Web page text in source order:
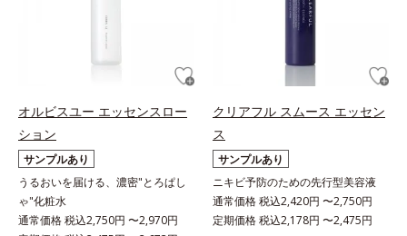
オルビスユー エッセンスロー
ション
サンプルあり
うるおいを届ける、濃密"とろぱし
ゃ"化粧水
通常価格 税込2,750円 〜2,970円
クリアフル スムース エッセン
ス
サンプルあり
ニキビ予防のための先行型美容液
通常価格 税込2,420円 〜2,750円
定期価格 税込2,178円 〜2,475円